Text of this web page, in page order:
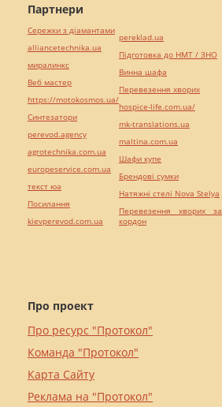
Про проект
Про ресурс "Протокол"
Команда "Протокол"
Карта Сайту
Реклама на "Протокол"
Партнери
Сережки з діамантами
alliancetechnika.ua
миралинкс
Веб мастер
https://motokosmos.ua/
Синтезатори
perevod.agency
agrotechnika.com.ua
europeservice.com.ua
текст юа
Посилання
kievperevod.com.ua
pereklad.ua
Підготовка до НМТ / ЗНО
Винна шафа
Перевезення хворих
hospice-life.com.ua/
mk-translations.ua
maltina.com.ua
Шафи купе
Брендові сумки
Натяжні стелі Nova Stelya
Перевезення хворих за
кордон